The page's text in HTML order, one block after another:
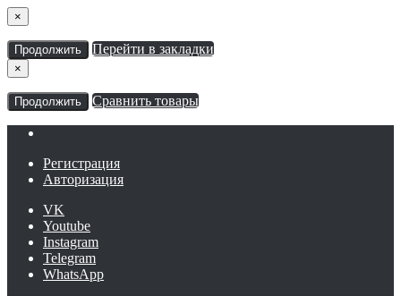
×
Продолжить Перейти в закладки
×
Продолжить Сравнить товары
Регистрация
Авторизация
VK
Youtube
Instagram
Telegram
WhatsApp